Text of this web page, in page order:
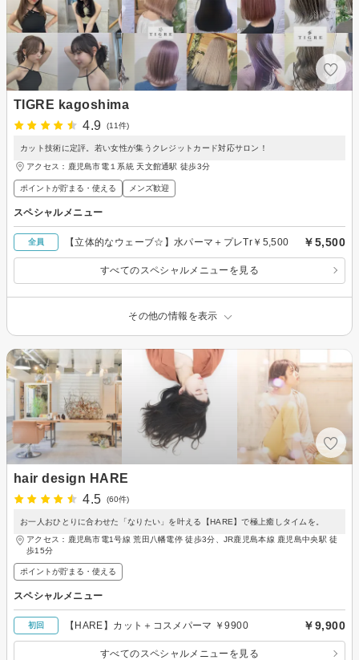
TIGRE kagoshima
4.9
(11件)
カット技術に定評。若い女性が集うクレジットカード対応サロン！
アクセス：鹿児島市電１系統 天文館通駅 徒歩3分
ポイントが貯まる・使える メンズ歓迎
スペシャルメニュー
全員 【立体的なウェーブ☆】水パーマ＋プレTr￥5,500 ￥5,500
すべてのスペシャルメニューを見る
その他の情報を表示
hair design HARE
4.5
(60件)
お一人おひとりに合わせた「なりたい」を叶える【HARE】で極上癒しタイムを。
アクセス：鹿児島市電1号線 荒田八幡電停 徒歩3分、JR鹿児島本線 鹿児島中央駅 徒
歩15分
ポイントが貯まる・使える
スペシャルメニュー
初回 【HARE】カット＋コスメパーマ ￥9900 ￥9,900
すべてのスペシャルメニューを見る